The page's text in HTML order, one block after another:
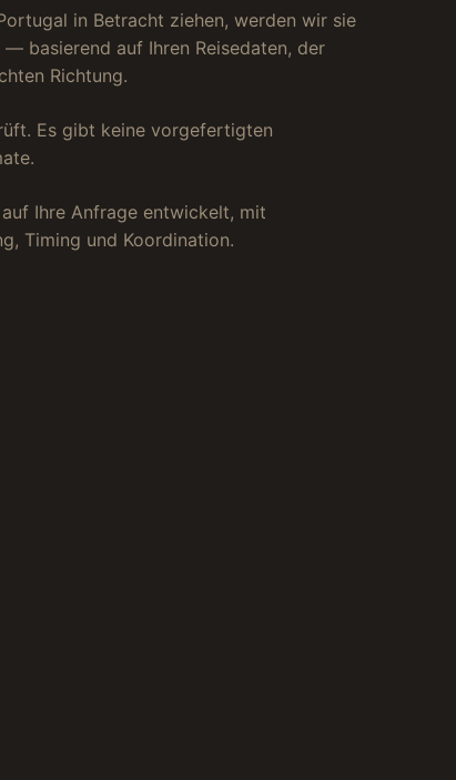
in Betracht ziehen, werden wir sie
basierend auf Ihren Reisedaten, der
Richtung.
Es gibt keine vorgefertigten
Ihre Anfrage entwickelt, mit
Timing und Koordination.